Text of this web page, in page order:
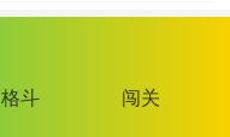
格斗 闯关